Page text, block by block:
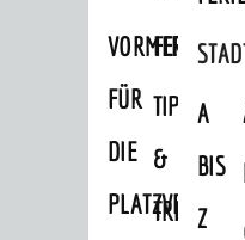
FÜR
DIE
PLATZVERGABE
TIPPS
&
TREFFS
A
BIS
Z